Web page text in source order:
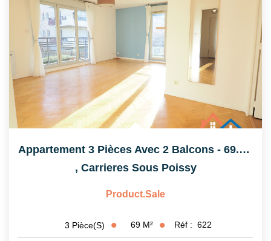
Appartement 3 Pièces Avec 2 Balcons - 69.26 M²
, Carrieres Sous Poissy
Product.sale
3 Pièce(s) 69 M² Réf : 622